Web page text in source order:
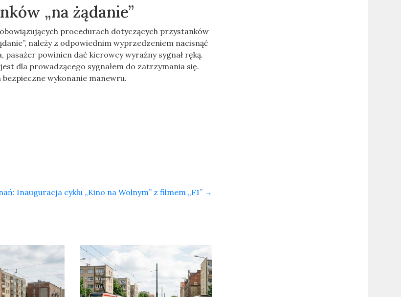
„na żądanie”
procedurach dotyczących przystanków
należy z odpowiednim wyprzedzeniem nacisnąć
powinien dać kierowcy wyraźny sygnał ręką.
dla prowadzącego sygnałem do zatrzymania się.
wykonanie manewru.
Inauguracja cyklu „Kino na Wolnym” z filmem „F1” →